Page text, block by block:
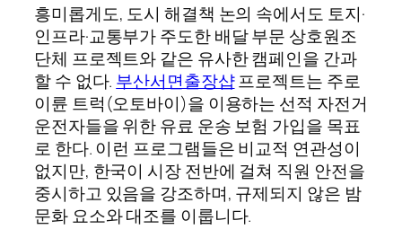
흥미롭게도, 도시 해결책 논의 속에서도 토지·
인프라·교통부가 주도한 배달 부문 상호원조
단체 프로젝트와 같은 유사한 캠페인을 간과
할 수 없다. 부산서면출장샵프로젝트는 주로
이륜 트럭(오토바이)을 이용하는 선적 자전거
운전자들을 위한 유료 운송 보험 가입을 목표
로 한다. 이런 프로그램들은 비교적 연관성이
없지만, 한국이 시장 전반에 걸쳐 직원 안전을
중시하고 있음을 강조하며, 규제되지 않은 밤
문화 요소와 대조를 이룹니다.